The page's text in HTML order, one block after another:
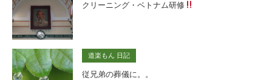
クリーニング・ベトナム研修
道楽もん 日記
従兄弟の葬儀に。。